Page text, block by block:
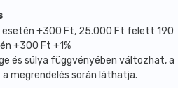
+300 Ft, 25.000 Ft felett 190
+300 Ft +1%
és súlya függvényében változhat, a
megrendelés során láthatja.